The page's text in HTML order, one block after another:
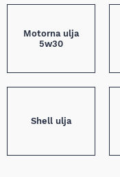
Motorna ulja
5w30
Shell ulja